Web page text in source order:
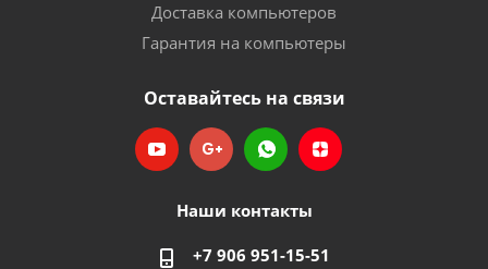
Доставка компьютеров
Гарантия на компьютеры
Оставайтесь на связи
Наши контакты
+7 906 951-15-51